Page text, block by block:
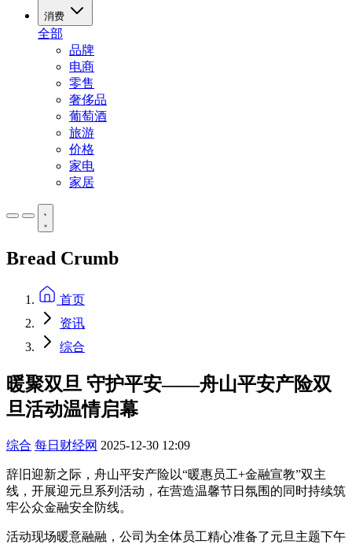
消费
全部
品牌
电商
零售
奢侈品
葡萄酒
旅游
价格
家电
家居
Bread Crumb
首页
资讯
综合
暖聚双旦 守护平安——舟山平安产险双
旦活动温情启幕
综合 每日财经网 2025-12-30 12:09
辞旧迎新之际，舟山平安产险以“暖惠员工+金融宣教”双主
线，开展迎元旦系列活动，在营造温馨节日氛围的同时持续筑
牢公众金融安全防线。
活动现场暖意融融，公司为全体员工精心准备了元旦主题下午